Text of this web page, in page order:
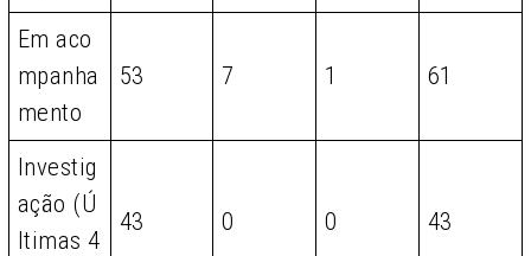
Em aco
mpanha
mento
53 7 1 61
Investig
ação (Ú
ltimas 4
43 0 0 43